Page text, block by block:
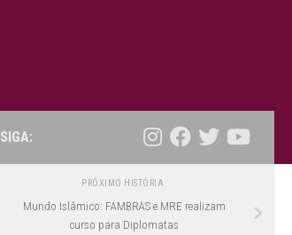
SIGA:
PRÓXIMO HISTÓRIA
Mundo Islâmico: FAMBRAS e MRE realizam
curso para Diplomatas